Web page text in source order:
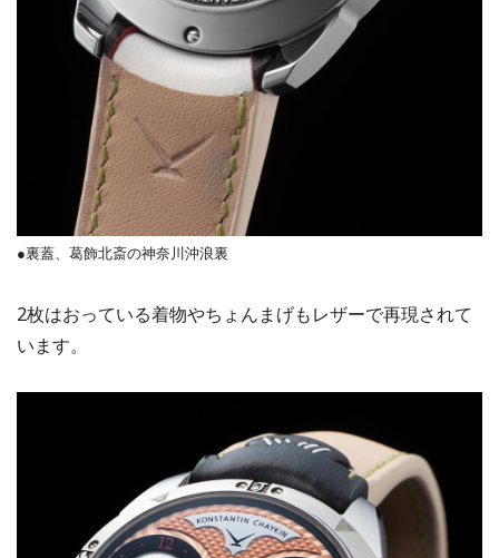
●裏蓋、葛飾北斎の神奈川沖浪裏
2枚はおっている着物やちょんまげもレザーで再現されて
います。